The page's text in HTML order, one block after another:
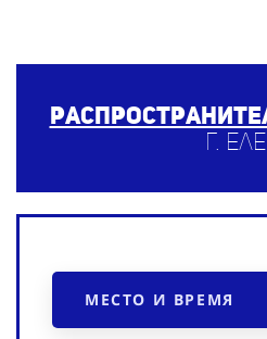
г.
МЕСТО И ВРЕМЯ